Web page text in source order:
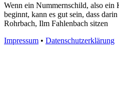
Wenn ein Nummernschild, also
beginnt, kann es gut sein, dass
Rohrbach, Ilm Fahlenbach sitzen
Impressum • Datenschutzerklärung